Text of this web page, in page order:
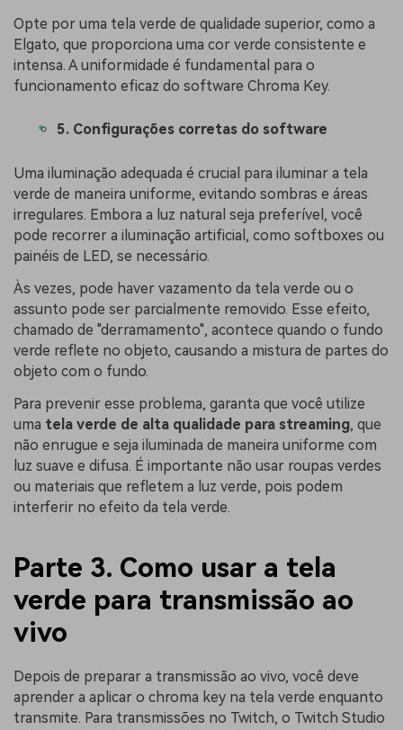
Opte por uma tela verde de qualidade superior, como a
Elgato, que proporciona uma cor verde consistente e
intensa. A uniformidade é fundamental para o
funcionamento eficaz do software Chroma Key.
5. Configurações corretas do software
Uma iluminação adequada é crucial para iluminar a tela
verde de maneira uniforme, evitando sombras e áreas
irregulares. Embora a luz natural seja preferível, você
pode recorrer a iluminação artificial, como softboxes ou
painéis de LED, se necessário.
Às vezes, pode haver vazamento da tela verde ou o
assunto pode ser parcialmente removido. Esse efeito,
chamado de "derramamento", acontece quando o fundo
verde reflete no objeto, causando a mistura de partes do
objeto com o fundo.
Para prevenir esse problema, garanta que você utilize
uma tela verde de alta qualidade para streaming, que
não enrugue e seja iluminada de maneira uniforme com
luz suave e difusa. É importante não usar roupas verdes
ou materiais que refletem a luz verde, pois podem
interferir no efeito da tela verde.
Parte 3. Como usar a tela
verde para transmissão ao
vivo
Depois de preparar a transmissão ao vivo, você deve
aprender a aplicar o chroma key na tela verde enquanto
transmite. Para transmissões no Twitch, o Twitch Studio